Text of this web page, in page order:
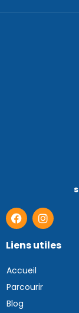
Liens utiles
Accueil
Parcourir
Blog